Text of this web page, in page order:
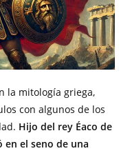
la mitología griega,
con algunos de los
Hijo del rey Éaco de
en el seno de una